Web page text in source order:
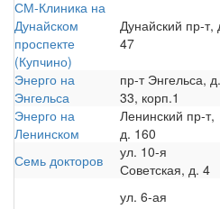
СМ-Клиника на
Дунайском
проспекте
(Купчино)
Дунайский пр-т,
47
Энерго на
Энгельса
пр-т Энгельса, д.
33, корп.1
Энерго на
Ленинском
Ленинский пр-т,
д. 160
Семь докторов
ул. 10-я
Советская, д. 4
ул. 6-ая